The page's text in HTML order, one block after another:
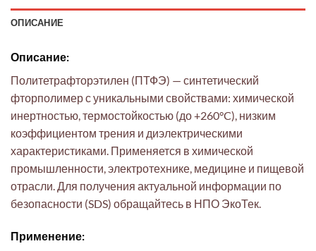
ОПИСАНИЕ
Описание:
Политетрафторэтилен (ПТФЭ) — синтетический
фторполимер с уникальными свойствами: химической
инертностью, термостойкостью (до +260°C), низким
коэффициентом трения и диэлектрическими
характеристиками. Применяется в химической
промышленности, электротехнике, медицине и пищевой
отрасли. Для получения актуальной информации по
безопасности (SDS) обращайтесь в НПО ЭкоТек.
Применение: